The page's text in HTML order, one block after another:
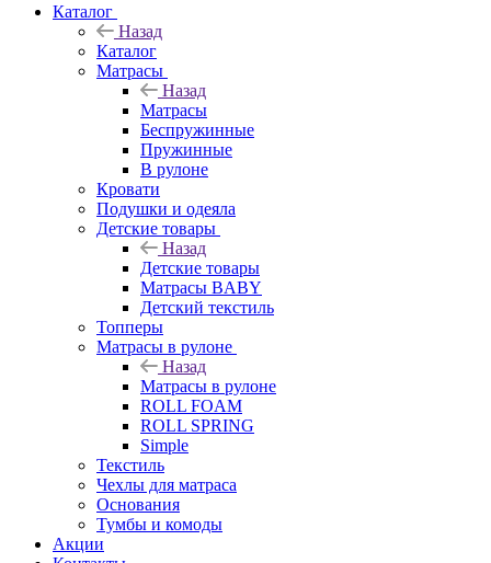
Каталог
Назад
Каталог
Матрасы
Назад
Матрасы
Беспружинные
Пружинные
В рулоне
Кровати
Подушки и одеяла
Детские товары
Назад
Детские товары
Матрасы BABY
Детский текстиль
Топперы
Матрасы в рулоне
Назад
Матрасы в рулоне
ROLL FOAM
ROLL SPRING
Simple
Текстиль
Чехлы для матраса
Основания
Тумбы и комоды
Акции